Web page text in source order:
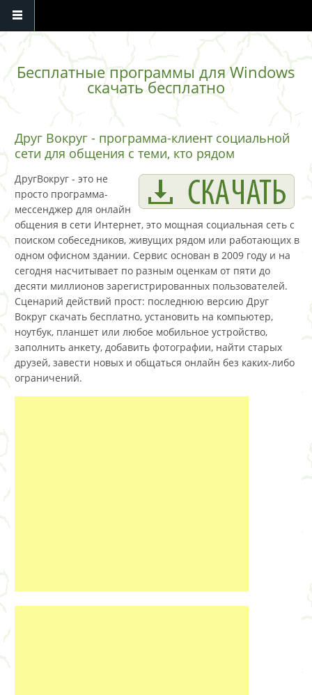
Перейти к основному содержанию
Бесплатные программы для Windows
скачать бесплатно
Друг Вокруг - программа-клиент социальной
сети для общения с теми, кто рядом
ДругВокруг - это не
просто программа-
мессенджер для онлайн
общения в сети Интернет, это мощная социальная сеть с
поиском собеседников, живущих рядом или работающих в
одном офисном здании. Сервис основан в 2009 году и на
сегодня насчитывает по разным оценкам от пяти до
десяти миллионов зарегистрированных пользователей.
Сценарий действий прост: последнюю версию Друг
Вокруг скачать бесплатно, установить на компьютер,
ноутбук, планшет или любое мобильное устройство,
заполнить анкету, добавить фотографии, найти старых
друзей, завести новых и общаться онлайн без каких-либо
ограничений.